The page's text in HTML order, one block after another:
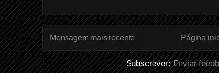
Mensagem mais recente Página
Subscrever:Enviar